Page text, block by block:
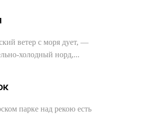
ветер с моря дует, —
холодный норд,...
парке над рекою есть